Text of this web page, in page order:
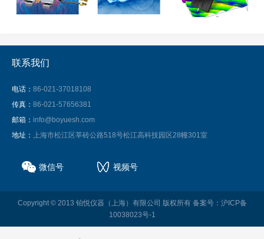
联系我们
电话： 86-021-37018108
传真： 86-021-57656381
邮箱： info@boyuesh.com
地址： 上海市松江区莘砖公路518号松江高科技园区28幢301室
微信号 视频号
Copyright © 2013 铂悦仪器（上海）有限公司 版权所有 备案号：沪ICP备
10038023号-1